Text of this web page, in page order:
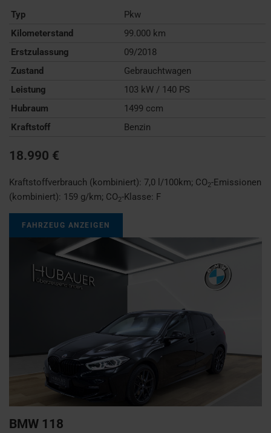
Typ
Pkw
Kilometerstand
99.000 km
Erstzulassung
09/2018
Zustand
Gebrauchtwagen
Leistung
103 kW / 140 PS
Hubraum
1499 ccm
Kraftstoff
Benzin
18.990 €
Kraftstoffverbrauch (kombiniert): 7,0 l/100km; CO2-Emissionen
(kombiniert): 159 g/km; CO2-Klasse: F
FAHRZEUG ANZEIGEN
BMW 118